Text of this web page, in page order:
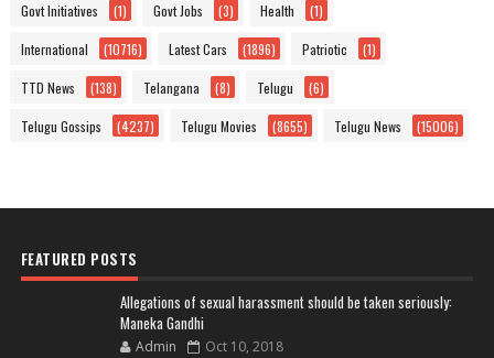
Govt Initiatives (1) Govt Jobs (3) Health (1)
International (10716) Latest Cars (1896) Patriotic (1)
TTD News (138) Telangana (8) Telugu (6)
Telugu Gossips (4237) Telugu Movies (8655) Telugu News (15006)
FEATURED POSTS
Allegations of sexual harassment should be taken seriously:
Maneka Gandhi
Admin Oct 10, 2018